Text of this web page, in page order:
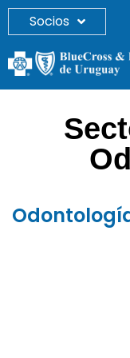
Socios